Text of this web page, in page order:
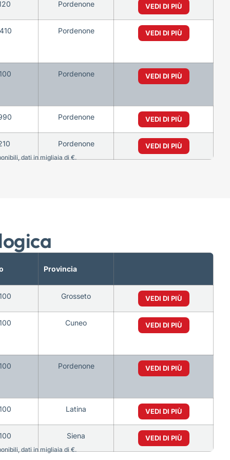
Pordenone VEDI DI PIÙ
Pordenone VEDI DI PIÙ
Pordenone VEDI DI PIÙ
Pordenone VEDI DI PIÙ
Pordenone VEDI DI PIÙ
dati in migliaia di €.
Provincia
Grosseto VEDI DI PIÙ
Cuneo VEDI DI PIÙ
Pordenone VEDI DI PIÙ
Latina VEDI DI PIÙ
Siena VEDI DI PIÙ
dati in migliaia di €.